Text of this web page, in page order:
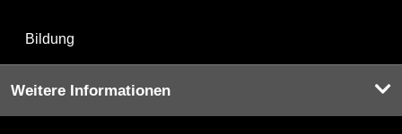
Bildung
Weitere Informationen